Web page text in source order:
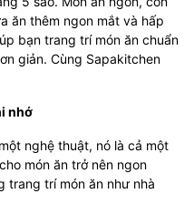
ăn thêm ngon mắt và hấp
bạn trang trí món ăn chuẩn
giản. Cùng Sapakitchen
nhớ
nghệ thuật, nó là cả một
món ăn trở nên ngon
trang trí món ăn như nhà